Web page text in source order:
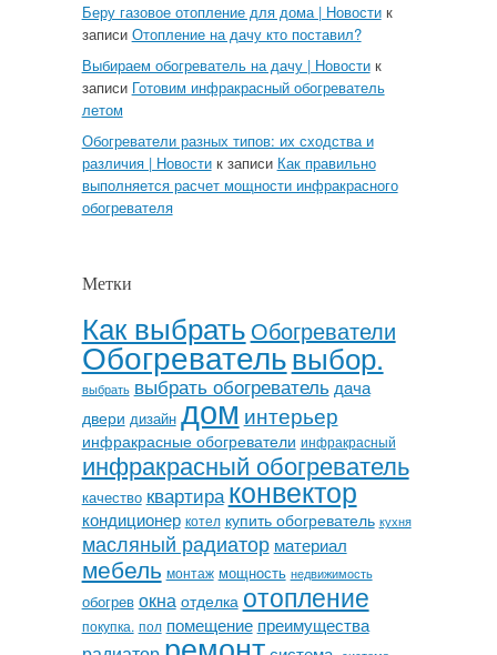
Беру газовое отопление для дома | Новостик
записи Отопление на дачу кто поставил?
Выбираем обогреватель на дачу | Новостик
записи Готовим инфракрасный обогреватель
летом
Обогреватели разных типов: их сходства и
различия | Новостик записи Как правильно
выполняется расчет мощности инфракрасного
обогревателя
Метки
Как выбрать Обогреватели
Обогревательвыбор.
выбрать выбрать обогреватель дача
двери дизайн дом интерьер
инфракрасные обогреватели инфракрасный
инфракрасный обогреватель
качество квартираконвектор
кондиционер котел купить обогреватель кухня
масляный радиатор материал
мебель монтаж мощность недвижимость
обогрев окна отделка отопление
покупка. пол помещение преимущества